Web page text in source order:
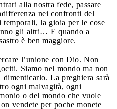
alla nostra fede, passare
nei confronti del
temporali, la gioia per le cose
gli altri… E quando a
è ben maggiore.
l’unione con Dio. Non
Siamo nel mondo ma non
La preghiera sarà
ogni malvagità, ogni
o del mondo che vuole
vendete per poche monete